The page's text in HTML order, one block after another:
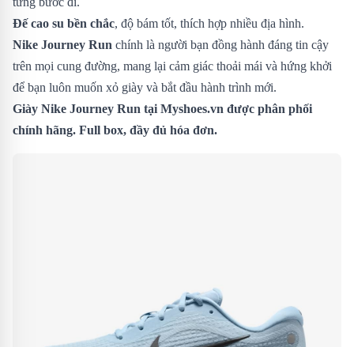
Đế cao su bền chắc, độ bám tốt, thích hợp nhiều địa hình.
Nike Journey Run chính là người bạn đồng hành đáng tin cậy
trên mọi cung đường, mang lại cảm giác thoải mái và hứng khởi
để bạn luôn muốn xỏ giày và bắt đầu hành trình mới.
Giày Nike Journey Run tại Myshoes.vn được phân phối
chính hãng. Full box, đầy đủ hóa đơn.